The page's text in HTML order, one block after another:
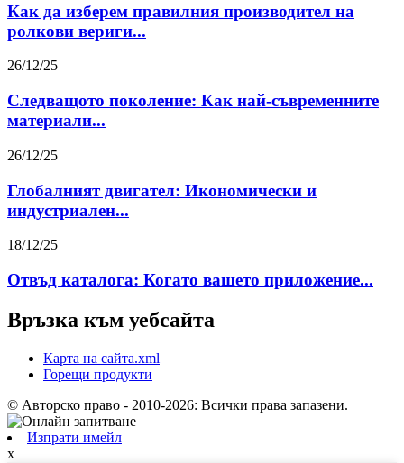
Как да изберем правилния производител на
ролкови вериги...
26/12/25
Следващото поколение: Как най-съвременните
материали...
26/12/25
Глобалният двигател: Икономически и
индустриален...
18/12/25
Отвъд каталога: Когато вашето приложение...
Връзка към уебсайта
Карта на сайта.xml
Горещи продукти
© Авторско право - 2010-2026: Всички права запазени.
Изпрати имейл
x